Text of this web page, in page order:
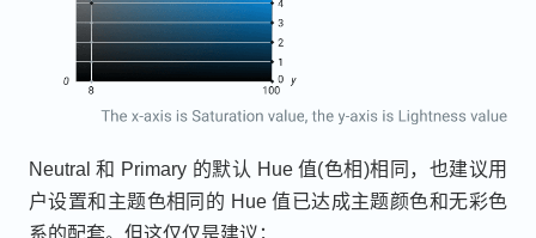
Neutral 和 Primary 的默认 Hue 值(色相)相同，也建议用
户设置和主题色相同的 Hue 值已达成主题颜色和无彩色